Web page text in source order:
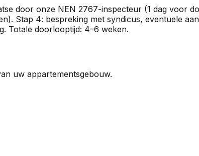
door onze NEN 2767-inspecteur (1 dag voor
Stap 4: bespreking met syndicus, eventuele
Totale doorlooptijd: 4–6 weken.
uw appartementsgebouw.